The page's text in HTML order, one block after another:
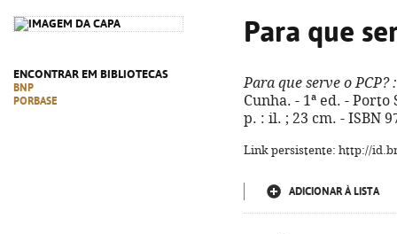
ENCONTRAR EM BIBLIOTECAS
BNP
PORBASE
Para que
Para que serve o PCP?:
Cunha. - 1ª ed. - Porto
p. : il. ; 23 cm. - ISBN
Link persistente: http://
ADICIONAR À LISTA